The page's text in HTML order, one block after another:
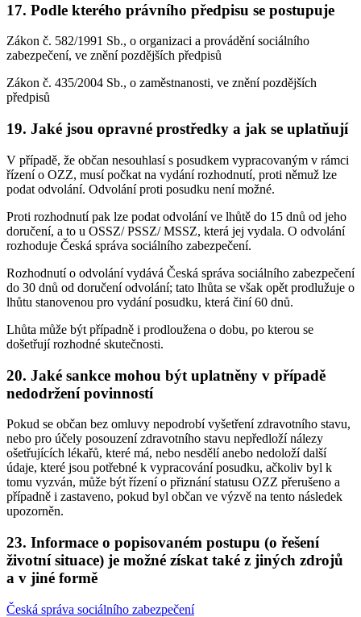
17. Podle kterého právního předpisu se postupuje
Zákon č. 582/1991 Sb., o organizaci a provádění sociálního
zabezpečení, ve znění pozdějších předpisů
Zákon č. 435/2004 Sb., o zaměstnanosti, ve znění pozdějších
předpisů
19. Jaké jsou opravné prostředky a jak se uplatňují
V případě, že občan nesouhlasí s posudkem vypracovaným v rámci
řízení o OZZ, musí počkat na vydání rozhodnutí, proti němuž lze
podat odvolání. Odvolání proti posudku není možné.
Proti rozhodnutí pak lze podat odvolání ve lhůtě do 15 dnů od jeho
doručení, a to u OSSZ/ PSSZ/ MSSZ, která jej vydala. O odvolání
rozhoduje Česká správa sociálního zabezpečení.
Rozhodnutí o odvolání vydává Česká správa sociálního zabezpečení
do 30 dnů od doručení odvolání; tato lhůta se však opět prodlužuje o
lhůtu stanovenou pro vydání posudku, která činí 60 dnů.
Lhůta může být případně i prodloužena o dobu, po kterou se
došetřují rozhodné skutečnosti.
20. Jaké sankce mohou být uplatněny v případě
nedodržení povinností
Pokud se občan bez omluvy nepodrobí vyšetření zdravotního stavu,
nebo pro účely posouzení zdravotního stavu nepředloží nálezy
ošetřujících lékařů, které má, nebo nesdělí anebo nedoloží další
údaje, které jsou potřebné k vypracování posudku, ačkoliv byl k
tomu vyzván, může být řízení o přiznání statusu OZZ přerušeno a
případně i zastaveno, pokud byl občan ve výzvě na tento následek
upozorněn.
23. Informace o popisovaném postupu (o řešení
životní situace) je možné získat také z jiných zdrojů
a v jiné formě
Česká správa sociálního zabezpečení